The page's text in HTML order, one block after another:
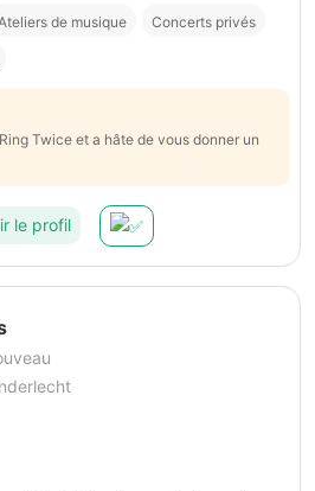
Ateliers de musique Concerts privés
Twice et a hâte de vous donner un
le profil